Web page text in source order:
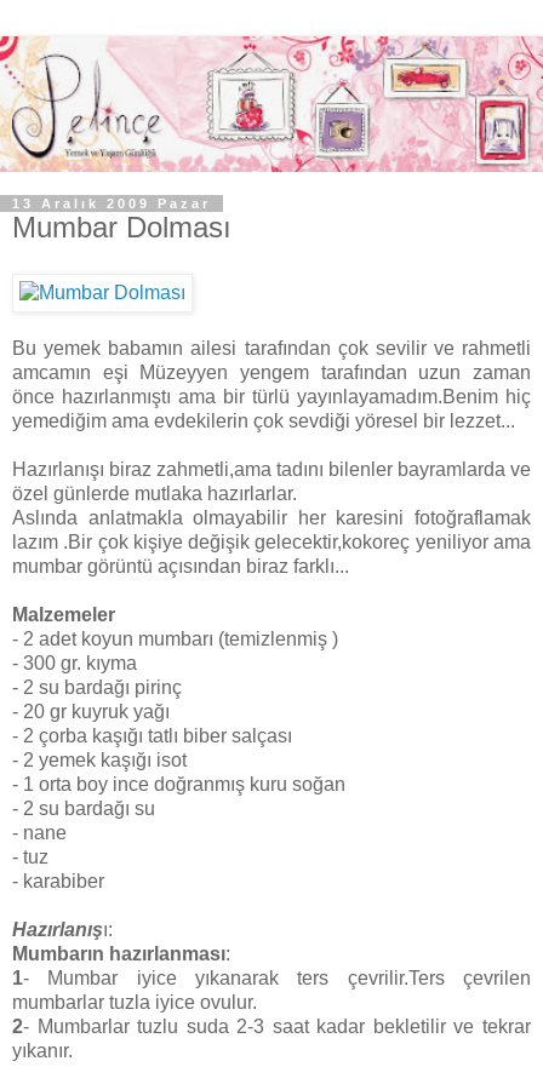
13 Aralık 2009 Pazar
Mumbar Dolması
Bu yemek babamın ailesi tarafından çok sevilir ve rahmetli
amcamın eşi Müzeyyen yengem tarafından uzun zaman
önce hazırlanmıştı ama bir türlü yayınlayamadım.Benim hiç
yemediğim ama evdekilerin çok sevdiği yöresel bir lezzet...
Hazırlanışı biraz zahmetli,ama tadını bilenler bayramlarda ve
özel günlerde mutlaka hazırlarlar.
Aslında anlatmakla olmayabilir her karesini fotoğraflamak
lazım .Bir çok kişiye değişik gelecektir,kokoreç yeniliyor ama
mumbar görüntü açısından biraz farklı...
Malzemeler
- 2 adet koyun mumbarı (temizlenmiş )
- 300 gr. kıyma
- 2 su bardağı pirinç
- 20 gr kuyruk yağı
- 2 çorba kaşığı tatlı biber salçası
- 2 yemek kaşığı isot
- 1 orta boy ince doğranmış kuru soğan
- 2 su bardağı su
- nane
- tuz
- karabiber
Hazırlanışı:
Mumbarın hazırlanması:
1- Mumbar iyice yıkanarak ters çevrilir.Ters çevrilen
mumbarlar tuzla iyice ovulur.
2- Mumbarlar tuzlu suda 2-3 saat kadar bekletilir ve tekrar
yıkanır.